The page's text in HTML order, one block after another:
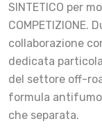
SINTETICO per
collaborazione
dedicata
del settore off-
formula
che separata.